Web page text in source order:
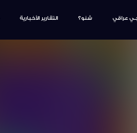
عراقي شنو؟ التقارير الأخبارية